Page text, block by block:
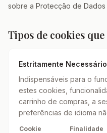
sobre a Protecção de Dados
Tipos de cookies
Estritamente
Indispensáveis para o
estes cookies,
carrinho de compras, a
preferências de idioma
Cookie Finalidade